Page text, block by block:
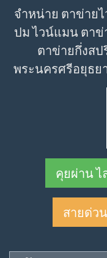
จำหน่าย ตาข่าย
ปม ไวน์แมน ตา
ตาข่ายกึ่งสป
พระนครศรีอยุธย
คุยผ่าน ไ
สายด่ว